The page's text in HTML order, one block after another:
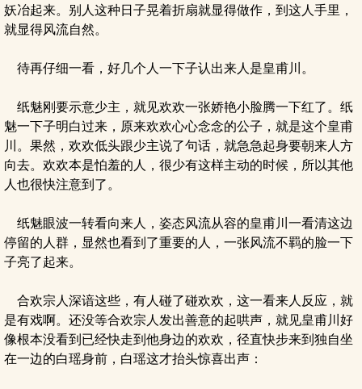
妖冶起来。别人这种日子晃着折扇就显得做作，到这人手里，
就显得风流自然。
待再仔细一看，好几个人一下子认出来人是皇甫川。
纸魅刚要示意少主，就见欢欢一张娇艳小脸腾一下红了。纸
魅一下子明白过来，原来欢欢心心念念的公子，就是这个皇甫
川。果然，欢欢低头跟少主说了句话，就急急起身要朝来人方
向去。欢欢本是怕羞的人，很少有这样主动的时候，所以其他
人也很快注意到了。
纸魅眼波一转看向来人，姿态风流从容的皇甫川一看清这边
停留的人群，显然也看到了重要的人，一张风流不羁的脸一下
子亮了起来。
合欢宗人深谙这些，有人碰了碰欢欢，这一看来人反应，就
是有戏啊。还没等合欢宗人发出善意的起哄声，就见皇甫川好
像根本没看到已经快走到他身边的欢欢，径直快步来到独自坐
在一边的白瑶身前，白瑶这才抬头惊喜出声：